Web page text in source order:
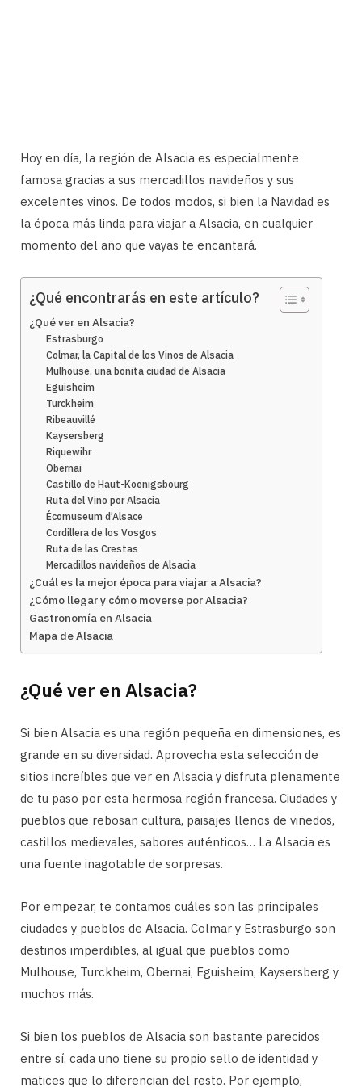
Hoy en día, la región de Alsacia es especialmente
famosa gracias a sus mercadillos navideños y sus
excelentes vinos. De todos modos, si bien la Navidad es
la época más linda para viajar a Alsacia, en cualquier
momento del año que vayas te encantará.
¿Qué encontrarás en este artículo?
¿Qué ver en Alsacia?
Estrasburgo
Colmar, la Capital de los Vinos de Alsacia
Mulhouse, una bonita ciudad de Alsacia
Eguisheim
Turckheim
Ribeauvillé
Kaysersberg
Riquewihr
Obernai
Castillo de Haut-Koenigsbourg
Ruta del Vino por Alsacia
Écomuseum d’Alsace
Cordillera de los Vosgos
Ruta de las Crestas
Mercadillos navideños de Alsacia
¿Cuál es la mejor época para viajar a Alsacia?
¿Cómo llegar y cómo moverse por Alsacia?
Gastronomía en Alsacia
Mapa de Alsacia
¿Qué ver en Alsacia?
Si bien Alsacia es una región pequeña en dimensiones, es
grande en su diversidad. Aprovecha esta selección de
sitios increíbles que ver en Alsacia y disfruta plenamente
de tu paso por esta hermosa región francesa. Ciudades y
pueblos que rebosan cultura, paisajes llenos de viñedos,
castillos medievales, sabores auténticos… La Alsacia es
una fuente inagotable de sorpresas.
Por empezar, te contamos cuáles son las principales
ciudades y pueblos de Alsacia. Colmar y Estrasburgo son
destinos imperdibles, al igual que pueblos como
Mulhouse, Turckheim, Obernai, Eguisheim, Kaysersberg y
muchos más.
Si bien los pueblos de Alsacia son bastante parecidos
entre sí, cada uno tiene su propio sello de identidad y
matices que lo diferencian del resto. Por ejemplo,